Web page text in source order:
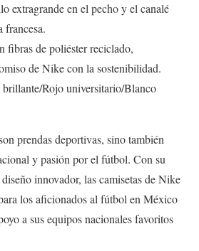
extragrande en el pecho y el canalé
francesa.
fibras de poliéster reciclado,
de Nike con la sostenibilidad.
Rojo universitario/Blanco
prendas deportivas, sino también
y pasión por el fútbol. Con su
innovador, las camisetas de Nike
los aficionados al fútbol en México
a sus equipos nacionales favoritos